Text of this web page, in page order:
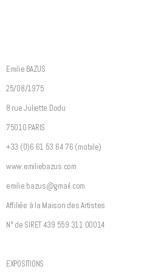
Emilie BAZUS
25/08/1975
8 rue Juliette Dodu
75010 PARIS
+33 (0)6 61 53 64 76 (mobile)
www.emiliebazus.com
emilie.bazus@gmail.com
Affiliée à la Maison des Artistes
N° de SIRET 439 559 311 00014
EXPOSITIONS